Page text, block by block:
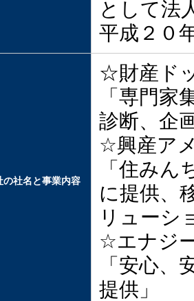
として法
平成２０
の社名と事業内容
☆財産ド
「専門
診断、企
☆興産ア
「住み
に提供、
リューシ
☆エナジ
「安心
提供」